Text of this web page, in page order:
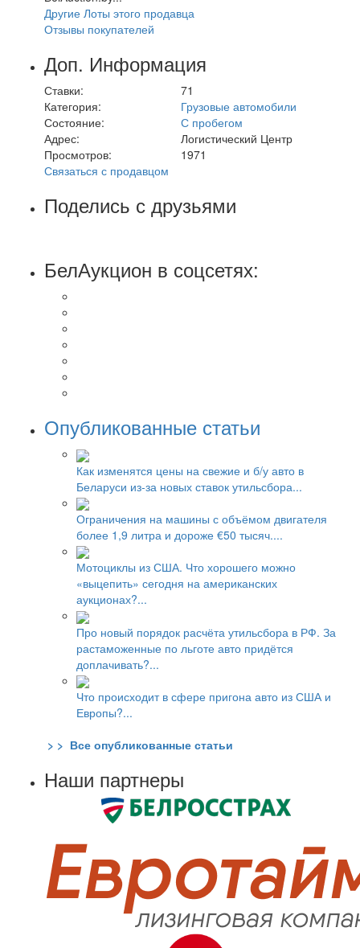
Другие Лоты этого продавца
Отзывы покупателей
Доп. Информация
Ставки:
71
Категория:
Грузовые автомобили
Состояние:
С пробегом
Адрес:
Логистический Центр
Просмотров:
1971
Связаться с продавцом
Поделись с друзьями
БелАукцион в соцсетях:
Опубликованные статьи
Как изменятся цены на свежие и б/у авто в
Беларуси из-за новых ставок утильсбора...
Ограничения на машины с объёмом двигателя
более 1,9 литра и дороже €50 тысяч....
Мотоциклы из США. Что хорошего можно
«выцепить» сегодня на американских
аукционах?...
Про новый порядок расчёта утильсбора в РФ. За
растаможенные по льготе авто придётся
доплачивать?...
Что происходит в сфере пригона авто из США и
Европы?...
> > Все опубликованные статьи
Наши партнеры